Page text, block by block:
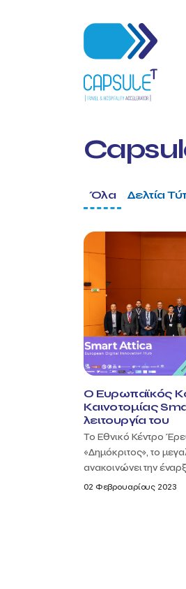
Όλα Δελτία
Ο Ευρωπαϊκός
Καινοτομίας
λειτουργία του
Το Εθνικό Κέντρο
«Δημόκριτος», το
ανακοινώνει την
02 Φεβρουαρίους 2023